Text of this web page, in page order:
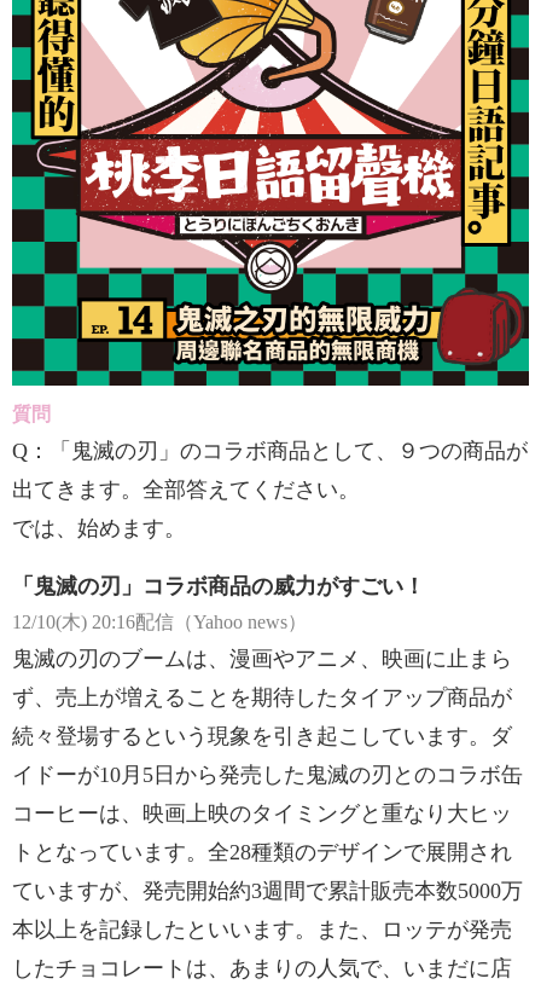
質問
Q：「鬼滅の刃」のコラボ商品として、９つの商品が
出てきます。全部答えてください。
では、始めます。
「鬼滅の刃」コラボ商品の威力がすごい！
12/10(木) 20:16配信（Yahoo news）
鬼滅の刃のブームは、漫画やアニメ、映画に止まら
ず、売上が増えることを期待したタイアップ商品が
続々登場するという現象を引き起こしています。ダ
イドーが10月5日から発売した鬼滅の刃とのコラボ缶
コーヒーは、映画上映のタイミングと重なり大ヒッ
トとなっています。全28種類のデザインで展開され
ていますが、発売開始約3週間で累計販売本数5000万
本以上を記録したといいます。また、ロッテが発売
したチョコレートは、あまりの人気で、いまだに店